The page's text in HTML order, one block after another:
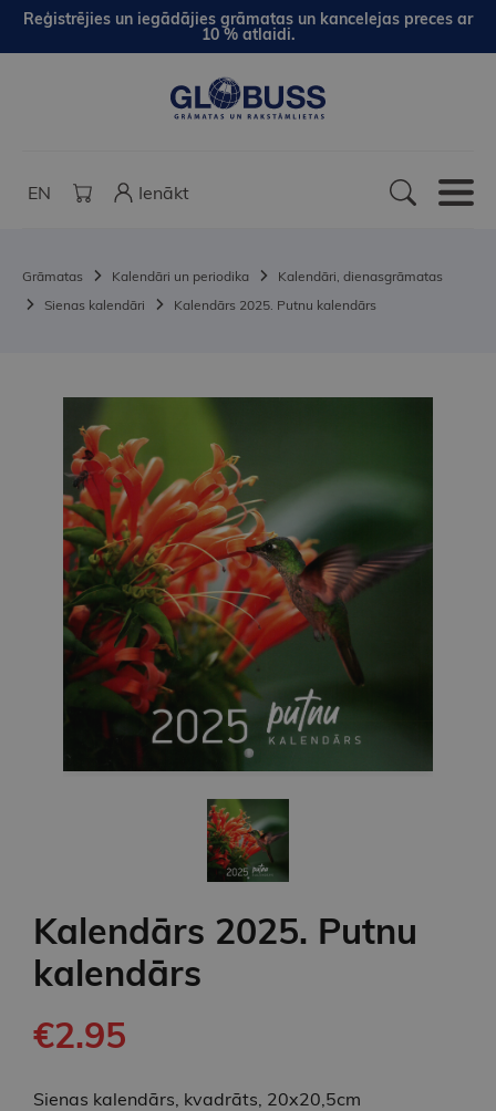
Reģistrējies un iegādājies grāmatas un kancelejas preces ar
10 % atlaidi.
EN Ienākt
Grāmatas Kalendāri un periodika
Kalendāri, dienasgrāmatas
Sienas kalendāri
Kalendārs 2025. Putnu kalendārs
Kalendārs 2025. Putnu
kalendārs
€2.95
Sienas kalendārs, kvadrāts, 20x20,5cm